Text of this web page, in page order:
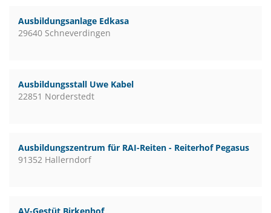
Ausbildungsanlage Edkasa
29640 Schneverdingen
Ausbildungsstall Uwe Kabel
22851 Norderstedt
Ausbildungszentrum für RAI-Reiten - Reiterhof Pegasus
91352 Hallerndorf